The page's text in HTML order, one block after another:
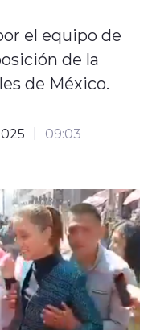
el equipo de
de la
de México.
09:03